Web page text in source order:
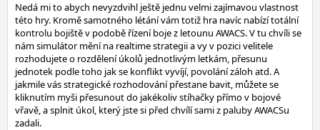
Nedá mi to abych nevyzdvihl ještě jednu velmi zajímavou vlastnost
této hry. Kromě samotného létání vám totiž hra navíc nabízí totální
kontrolu bojiště v podobě řízení boje z letounu AWACS. V tu chvíli se
nám simulátor mění na realtime strategii a vy v pozici velitele
rozhodujete o rozdělení úkolů jednotlivým letkám, přesunu
jednotek podle toho jak se konflikt vyvíjí, povolání záloh atd. A
jakmile vás strategické rozhodování přestane bavit, můžete se
kliknutím myši přesunout do jakékoliv stíhačky přímo v bojové
vřavě, a splnit úkol, který jste si před chvílí sami z paluby AWACSu
zadali.